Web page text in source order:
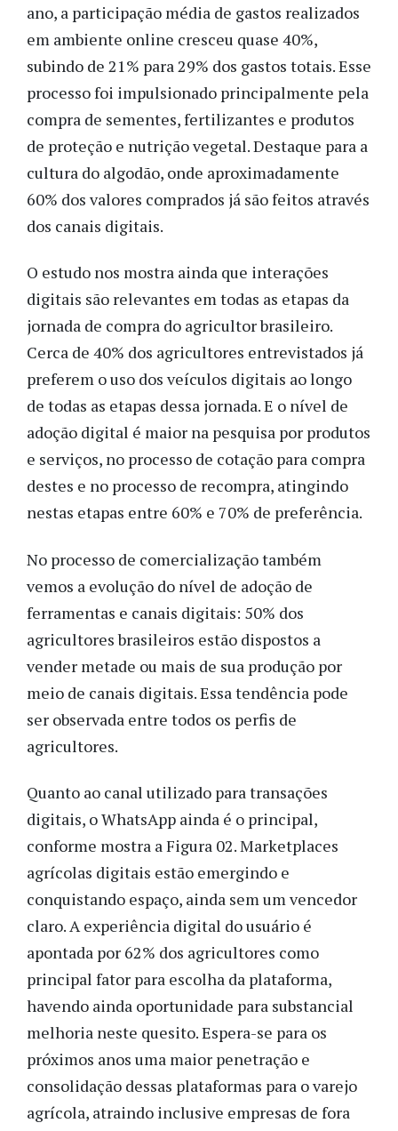
ano, a participação média de gastos realizados
em ambiente online cresceu quase 40%,
subindo de 21% para 29% dos gastos totais. Esse
processo foi impulsionado principalmente pela
compra de sementes, fertilizantes e produtos
de proteção e nutrição vegetal. Destaque para a
cultura do algodão, onde aproximadamente
60% dos valores comprados já são feitos através
dos canais digitais.
O estudo nos mostra ainda que interações
digitais são relevantes em todas as etapas da
jornada de compra do agricultor brasileiro.
Cerca de 40% dos agricultores entrevistados já
preferem o uso dos veículos digitais ao longo
de todas as etapas dessa jornada. E o nível de
adoção digital é maior na pesquisa por produtos
e serviços, no processo de cotação para compra
destes e no processo de recompra, atingindo
nestas etapas entre 60% e 70% de preferência.
No processo de comercialização também
vemos a evolução do nível de adoção de
ferramentas e canais digitais: 50% dos
agricultores brasileiros estão dispostos a
vender metade ou mais de sua produção por
meio de canais digitais. Essa tendência pode
ser observada entre todos os perfis de
agricultores.
Quanto ao canal utilizado para transações
digitais, o WhatsApp ainda é o principal,
conforme mostra a Figura 02. Marketplaces
agrícolas digitais estão emergindo e
conquistando espaço, ainda sem um vencedor
claro. A experiência digital do usuário é
apontada por 62% dos agricultores como
principal fator para escolha da plataforma,
havendo ainda oportunidade para substancial
melhoria neste quesito. Espera-se para os
próximos anos uma maior penetração e
consolidação dessas plataformas para o varejo
agrícola, atraindo inclusive empresas de fora